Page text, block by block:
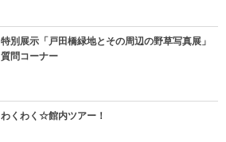
特別展示「戸田橋緑地とその周辺の野草写真展」
質問コーナー
わくわく☆館内ツアー！